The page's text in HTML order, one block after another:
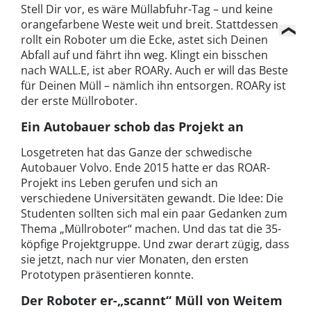
Stell Dir vor, es wäre Müllabfuhr-Tag – und keine
orangefarbene Weste weit und breit. Stattdessen
rollt ein Roboter um die Ecke, astet sich Deinen
Abfall auf und fährt ihn weg. Klingt ein bisschen
nach WALL.E, ist aber ROARy. Auch er will das Beste
für Deinen Müll – nämlich ihn entsorgen. ROARy ist
der erste Müllroboter.
Ein Autobauer schob das Projekt an
Losgetreten hat das Ganze der schwedische
Autobauer Volvo. Ende 2015 hatte er das ROAR-
Projekt ins Leben gerufen und sich an
verschiedene Universitäten gewandt. Die Idee: Die
Studenten sollten sich mal ein paar Gedanken zum
Thema „Müllroboter“ machen. Und das tat die 35-
köpfige Projektgruppe. Und zwar derart zügig, dass
sie jetzt, nach nur vier Monaten, den ersten
Prototypen präsentieren konnte.
Der Roboter er-„scannt“ Müll von Weitem